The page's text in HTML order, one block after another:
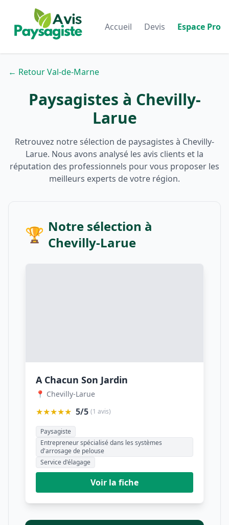
Accueil Devis Espace Pro
← Retour Val-de-Marne
Paysagistes à Chevilly-
Larue
Retrouvez notre sélection de paysagistes à Chevilly-
Larue. Nous avons analysé les avis clients et la
réputation des professionnels pour vous proposer les
meilleurs experts de votre région.
🏆 Notre sélection à
Chevilly-Larue
A Chacun Son Jardin
📍 Chevilly-Larue
★★★★★ 5/5 (1 avis)
Paysagiste
Entrepreneur spécialisé dans les systèmes
d'arrosage de pelouse
Service d'élagage
Voir la fiche